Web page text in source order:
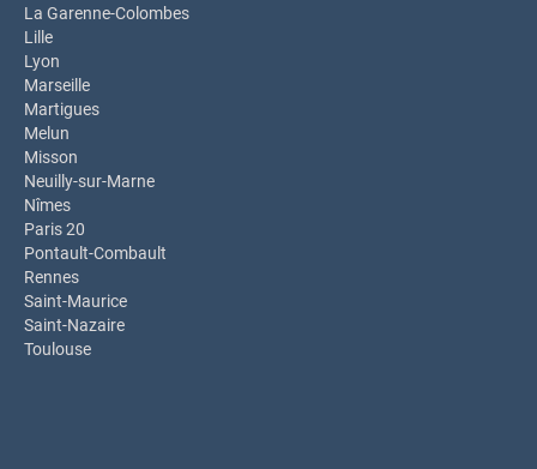
La Garenne-Colombes
Lille
Lyon
Marseille
Martigues
Melun
Misson
Neuilly-sur-Marne
Nîmes
Paris 20
Pontault-Combault
Rennes
Saint-Maurice
Saint-Nazaire
Toulouse